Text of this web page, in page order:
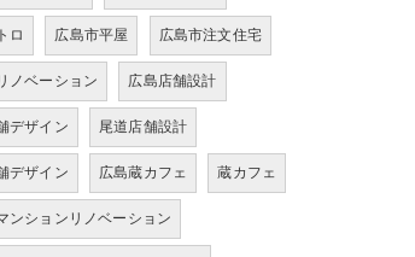
ロ 広島市平屋 広島市注文住宅
ノベーション 広島店舗設計
デザイン 尾道店舗設計
デザイン 広島蔵カフェ 蔵カフェ
ンションリノベーション